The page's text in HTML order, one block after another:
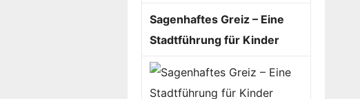
Sagenhaftes Greiz – Eine
Stadtführung für Kinder